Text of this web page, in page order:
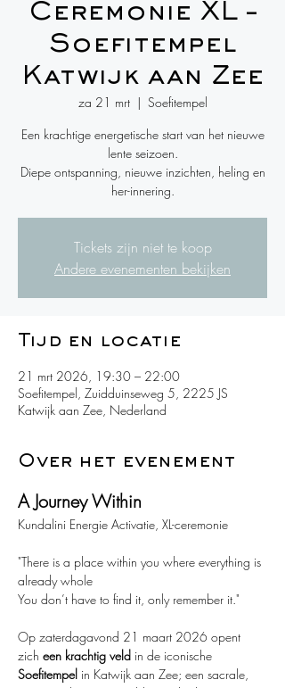
Ceremonie XL –
Soefitempel
Katwijk aan Zee
za 21 mrt
  |
Soefitempel
Een krachtige energetische start van het nieuwe
lente seizoen.
Diepe ontspanning, nieuwe inzichten, heling en
her-innering.
Tickets zijn niet te koop
Andere evenementen bekijken
Tijd en locatie
21 mrt 2026, 19:30 – 22:00
Soefitempel, Zuidduinseweg 5, 2225 JS
Katwijk aan Zee, Nederland
Over het evenement
A Journey Within
Kundalini Energie Activatie, XL-ceremonie
"There is a place within you where everything is
already whole
You don’t have to find it, only remember it."
Op zaterdagavond 21 maart 2026 opent
zich een krachtig veld in de iconische
Soefitempel in Katwijk aan Zee; een sacrale,